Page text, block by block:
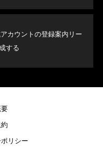
カウントの登録案内リー
する
リシー